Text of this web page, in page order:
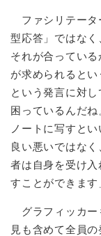
ファシリテータ
型応答」ではなく
それが合っている
が求められると
という発言に対
困っているんだ
ノートに写すと
良い悪いではな
者は自身を受け
すことができます
グラフィッカー
見も含めて全員